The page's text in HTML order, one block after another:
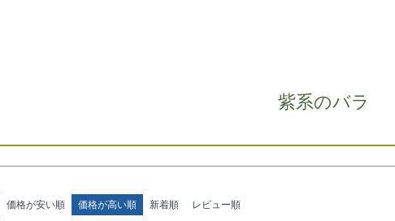
紫系のバラ
価格が安い順 価格が高い順 新着順 レビュー順